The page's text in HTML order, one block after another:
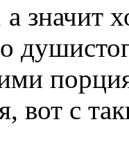
значит
вот с